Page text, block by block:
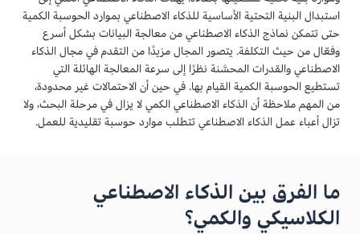
استبدال البنية التحتية الأساسية للذكاء الاصطناعي بموارد الحوسبة الكمية
حتى تتمكن نماذج الذكاء الاصطناعي من معالجة البيانات بشكل أسرع
وفعّال من حيث التكلفة. يتصور المجال مزيدًا من التقدم في مجال الذكاء
الاصطناعي والقدرات المحسَّنة نظرًا إلى سرعة المعالجة الهائلة التي
تستطيع الحوسبة الكمية القيام بها. في حين أن الاحتمالات غير محدودة،
من المهم ملاحظة أن الذكاء الاصطناعي الكمي لا يزال في مرحلة البحث، ولا
تزال أعباء عمل الذكاء الاصطناعي تتطلب موارد حوسبة تقليدية للعمل.
ما الفرق بين الذكاء الاصطناعي
الكلاسيكي والكمي؟